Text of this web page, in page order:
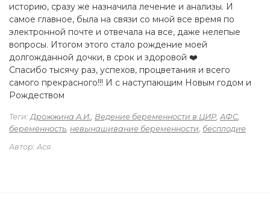
историю, сразу же назначила лечение и анализы. И
самое главное, была на связи со мной все время по
электронной почте и отвечала на все, даже нелепые
вопросы. Итогом этого стало рождение моей
долгожданной дочки, в срок и здоровой ❤️
Спасибо тысячу раз, успехов, процветания и всего
самого прекрасного!!! И с наступающим Новым годом и
Рождеством
Теги:Дрожжина А.И., Ведение беременности в ЦИР, АФС,
беременность, невынашивание беременности, бесплодие
Автор: Ася